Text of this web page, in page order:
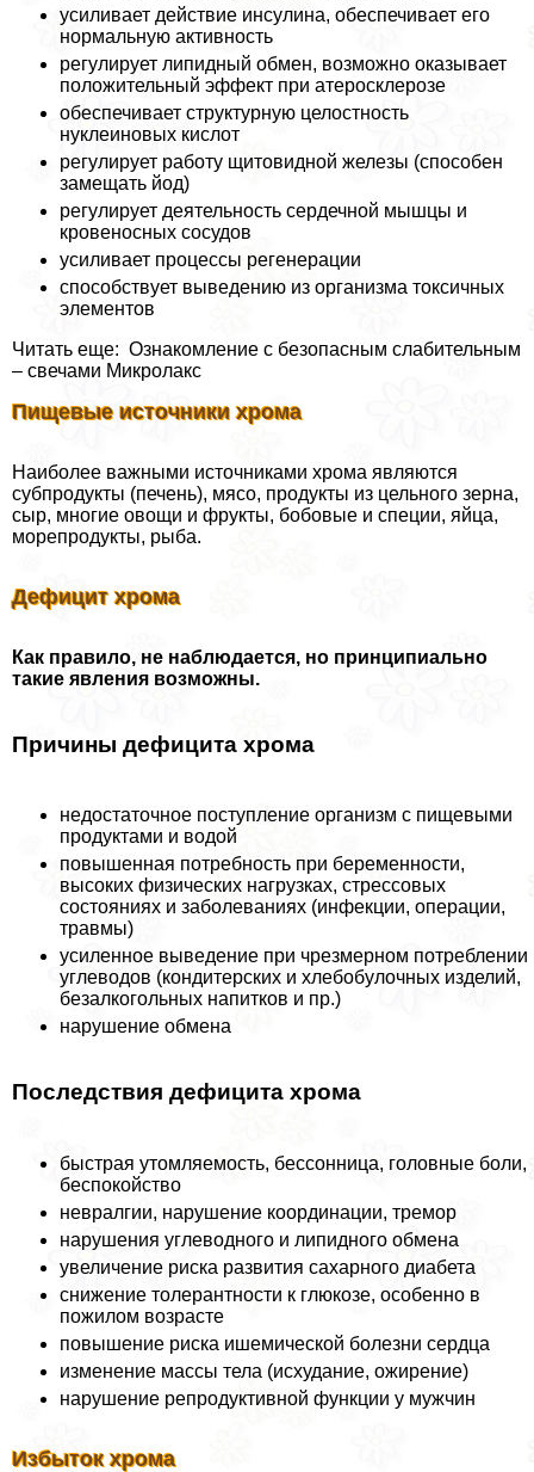
усиливает действие инсулина, обеспечивает его
нормальную активность
регулирует липидный обмен, возможно оказывает
положительный эффект при атеросклерозе
обеспечивает структурную целостность
нуклеиновых кислот
регулирует работу щитовидной железы (способен
замещать йод)
регулирует деятельность сердечной мышцы и
кровеносных сосудов
усиливает процессы регенерации
способствует выведению из организма токсичных
элементов
Читать еще: Ознакомление с безопасным слабительным
– свечами Микролакс
Пищевые источники хрома
Наиболее важными источниками хрома являются
субпродукты (печень), мясо, продукты из цельного зерна,
сыр, многие овощи и фрукты, бобовые и специи, яйца,
морепродукты, рыба.
Дефицит хрома
Как правило, не наблюдается, но принципиально
такие явления возможны.
Причины дефицита хрома
недостаточное поступление организм с пищевыми
продуктами и водой
повышенная потребность при беременности,
высоких физических нагрузках, стрессовых
состояниях и заболеваниях (инфекции, операции,
травмы)
усиленное выведение при чрезмерном потрeблении
углеводов (кондитерских и хлебобулочных изделий,
безалкогольных напитков и пр.)
нарушение обмена
Последствия дефицита хрома
быстрая утомляемость, бессонница, головные боли,
беспокойство
невралгии, нарушение координации, тремор
нарушения углеводного и липидного обмена
увеличение риска развития сахарного диабета
снижение толерантности к глюкозе, особенно в
пожилом возрасте
повышение риска ишемической болезни сердца
изменение массы тела (исхудание, ожирение)
нарушение репродуктивной функции у мужчин
Избыток хрома